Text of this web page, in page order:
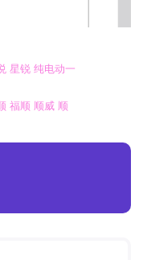
星锐 纯电动一
福顺 顺威 顺